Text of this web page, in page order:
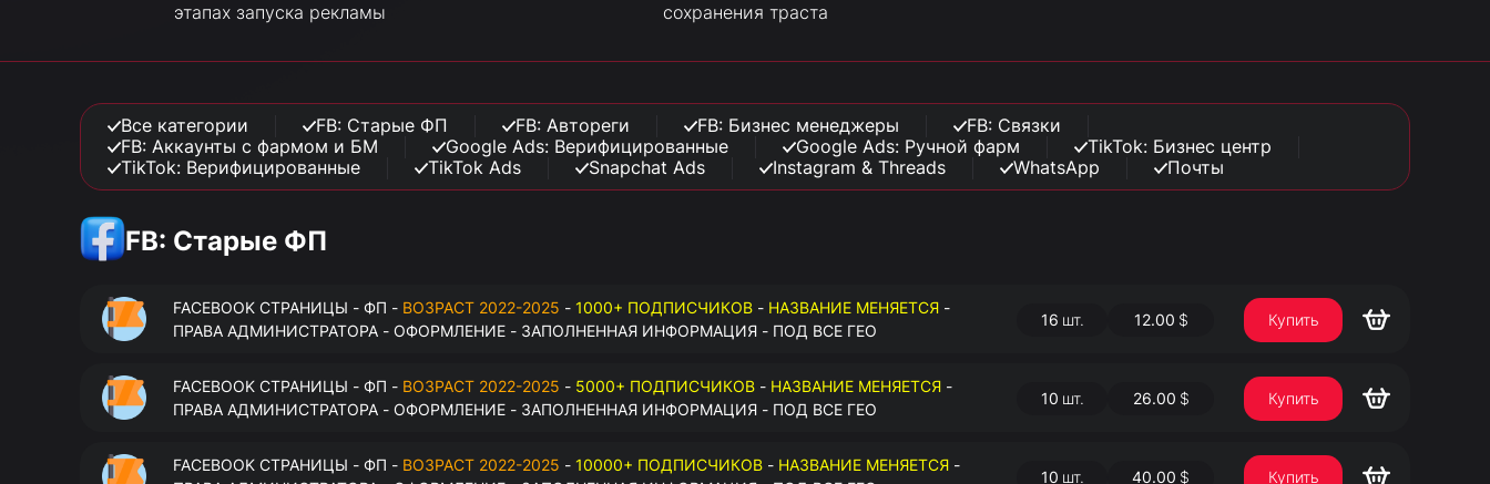
этапах запуска рекламы
сохранения траста
Все категории FB: Старые ФП FB: Автореги FB: Бизнес менеджеры
FB: Связки
FB: Аккаунты с фармом и БМ
Google Ads: Верифицированные Google Ads: Ручной фарм
TikTok: Бизнес центр
TikTok: Верифицированные
TikTok Ads Snapchat Ads Instagram & Threads WhatsApp Почты
FB: Старые ФП
FACEBOOK СТРАНИЦЫ - ФП - ВОЗРАСТ 2022-2025 - 1000+ ПОДПИСЧИКОВ - НАЗВАНИЕ МЕНЯЕТСЯ -
ПРАВА АДМИНИСТРАТОРА - ОФОРМЛЕНИЕ - ЗАПОЛНЕННАЯ ИНФОРМАЦИЯ - ПОД ВСЕ ГЕО
16 шт. 12.00 $ Купить
FACEBOOK СТРАНИЦЫ - ФП - ВОЗРАСТ 2022-2025 - 5000+ ПОДПИСЧИКОВ - НАЗВАНИЕ МЕНЯЕТСЯ -
ПРАВА АДМИНИСТРАТОРА - ОФОРМЛЕНИЕ - ЗАПОЛНЕННАЯ ИНФОРМАЦИЯ - ПОД ВСЕ ГЕО
10 шт. 26.00 $ Купить
FACEBOOK СТРАНИЦЫ - ФП - ВОЗРАСТ 2022-2025 - 10000+ ПОДПИСЧИКОВ - НАЗВАНИЕ МЕНЯЕТСЯ -
10 шт. 40.00 $ Купить